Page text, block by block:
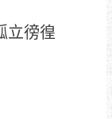
立徬徨